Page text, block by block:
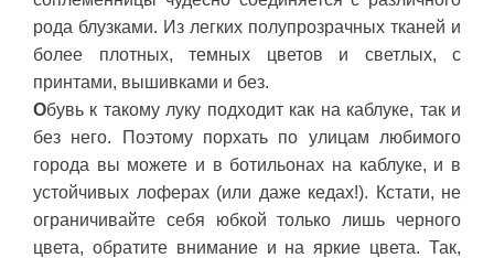
рода блузками. Из легких полупрозрачных тканей и
более плотных, темных цветов и светлых, с
принтами, вышивками и без.
Обувь к такому луку подходит как на каблуке, так и
без него. Поэтому порхать по улицам любимого
города вы можете и в ботильонах на каблуке, и в
устойчивых лоферах (или даже кедах!). Кстати, не
ограничивайте себя юбкой только лишь черного
цвета, обратите внимание и на яркие цвета. Так,